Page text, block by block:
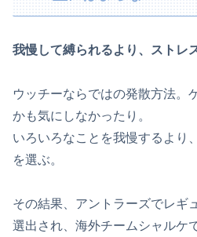
我慢して縛られるより、ストレ
ウッチーならではの発散方法。
かも気にしなかったり。
いろいろなことを我慢するより
を選ぶ。
その結果、アントラーズでレギ
選出され、海外チームシャルケ